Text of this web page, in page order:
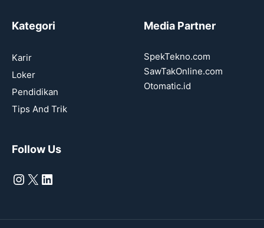
Kategori
Karir
Loker
Pendidikan
Tips And Trik
Media Partner
SpekTekno.com
SawTakOnline.com
Otomatic.id
Follow Us
Instagram
X LinkedIn